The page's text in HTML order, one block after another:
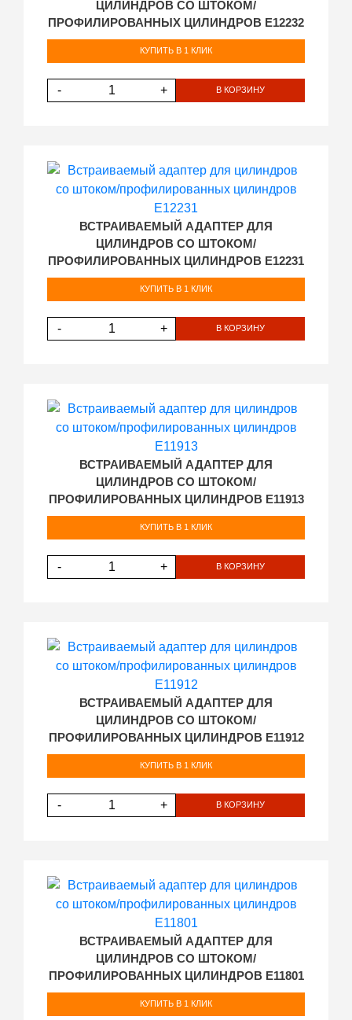
ЦИЛИНДРОВ СО ШТОКОМ/
ПРОФИЛИРОВАННЫХ ЦИЛИНДРОВ E12232
КУПИТЬ В 1 КЛИК
- + В КОРЗИНУ
ВСТРАИВАЕМЫЙ АДАПТЕР ДЛЯ
ЦИЛИНДРОВ СО ШТОКОМ/
ПРОФИЛИРОВАННЫХ ЦИЛИНДРОВ E12231
КУПИТЬ В 1 КЛИК
- + В КОРЗИНУ
ВСТРАИВАЕМЫЙ АДАПТЕР ДЛЯ
ЦИЛИНДРОВ СО ШТОКОМ/
ПРОФИЛИРОВАННЫХ ЦИЛИНДРОВ E11913
КУПИТЬ В 1 КЛИК
- + В КОРЗИНУ
ВСТРАИВАЕМЫЙ АДАПТЕР ДЛЯ
ЦИЛИНДРОВ СО ШТОКОМ/
ПРОФИЛИРОВАННЫХ ЦИЛИНДРОВ E11912
КУПИТЬ В 1 КЛИК
- + В КОРЗИНУ
ВСТРАИВАЕМЫЙ АДАПТЕР ДЛЯ
ЦИЛИНДРОВ СО ШТОКОМ/
ПРОФИЛИРОВАННЫХ ЦИЛИНДРОВ E11801
КУПИТЬ В 1 КЛИК